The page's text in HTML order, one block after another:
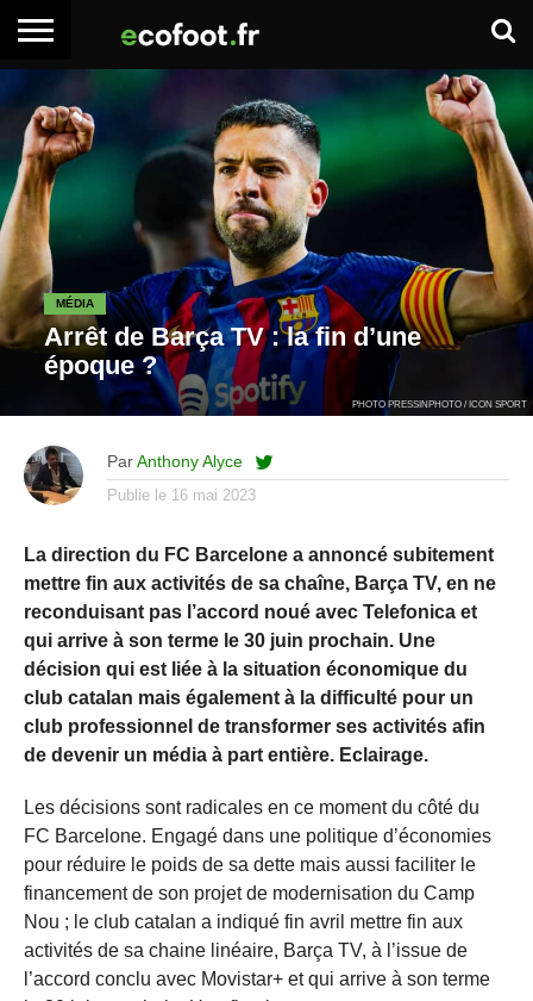
ARTICLES
PREMIUM
ADHÉSION
PREMIUM
SE
CONNECTER
EMPLOI
BOITE
À
OUTILS
MÉDIA
Arrêt de Barça TV : la fin d’une
époque ?
PHOTO PRESSINPHOTO / ICON SPORT
Par Anthony Alyce
Publie le 16 mai 2023
La direction du FC Barcelone a annoncé subitement
mettre fin aux activités de sa chaîne, Barça TV, en ne
reconduisant pas l’accord noué avec Telefonica et
qui arrive à son terme le 30 juin prochain. Une
décision qui est liée à la situation économique du
club catalan mais également à la difficulté pour un
club professionnel de transformer ses activités afin
de devenir un média à part entière. Eclairage.
Les décisions sont radicales en ce moment du côté du
FC Barcelone. Engagé dans une politique d’économies
pour réduire le poids de sa dette mais aussi faciliter le
financement de son projet de modernisation du Camp
Nou ; le club catalan a indiqué fin avril mettre fin aux
activités de sa chaine linéaire, Barça TV, à l’issue de
l’accord conclu avec Movistar+ et qui arrive à son terme